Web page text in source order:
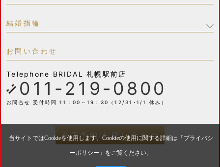
結婚指輪
お問い合わせ
Telephone BRIDAL 札幌駅前店
011-219-0800
お問合せ 受付時間 11：00～19：30（12/31･1/1 休み）
来店予約/お問い合わせ
当サイトではCookieを使用します。Cookieの使用に関する詳細は「 プライバシ
ーポリシー 」をご覧ください。